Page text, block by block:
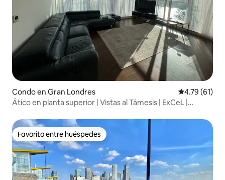
Condo en Gran Londres Calificación
4.79 (61)
Ático en planta superior | Vistas al Támesis | ExCeL |
Favorito entre huéspedes
Favorito entre huéspedes